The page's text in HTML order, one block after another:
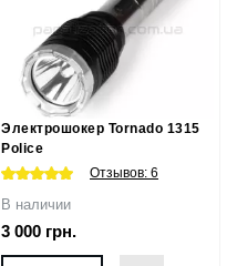
Электрошокер Tornado 1315
Police
Отзывов: 6
В наличии
3 000 грн.